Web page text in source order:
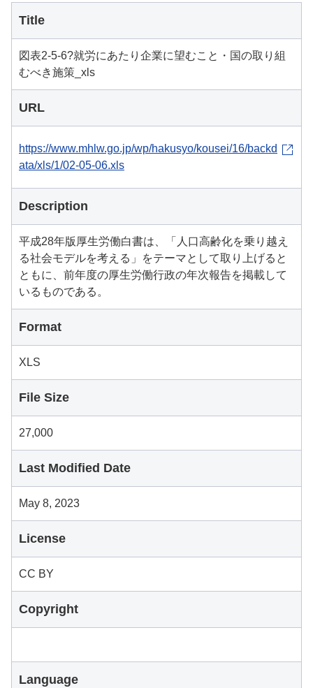
Title
図表2-5-6?就労にあたり企業に望むこと・国の取り組
むべき施策_xls
URL
https://www.mhlw.go.jp/wp/hakusyo/kousei/16/backd
ata/xls/1/02-05-06.xls
Description
平成28年版厚生労働白書は、「人口高齢化を乗り越え
る社会モデルを考える」をテーマとして取り上げると
ともに、前年度の厚生労働行政の年次報告を掲載して
いるものである。
Format
XLS
File Size
27,000
Last Modified Date
May 8, 2023
License
CC BY
Copyright
Language